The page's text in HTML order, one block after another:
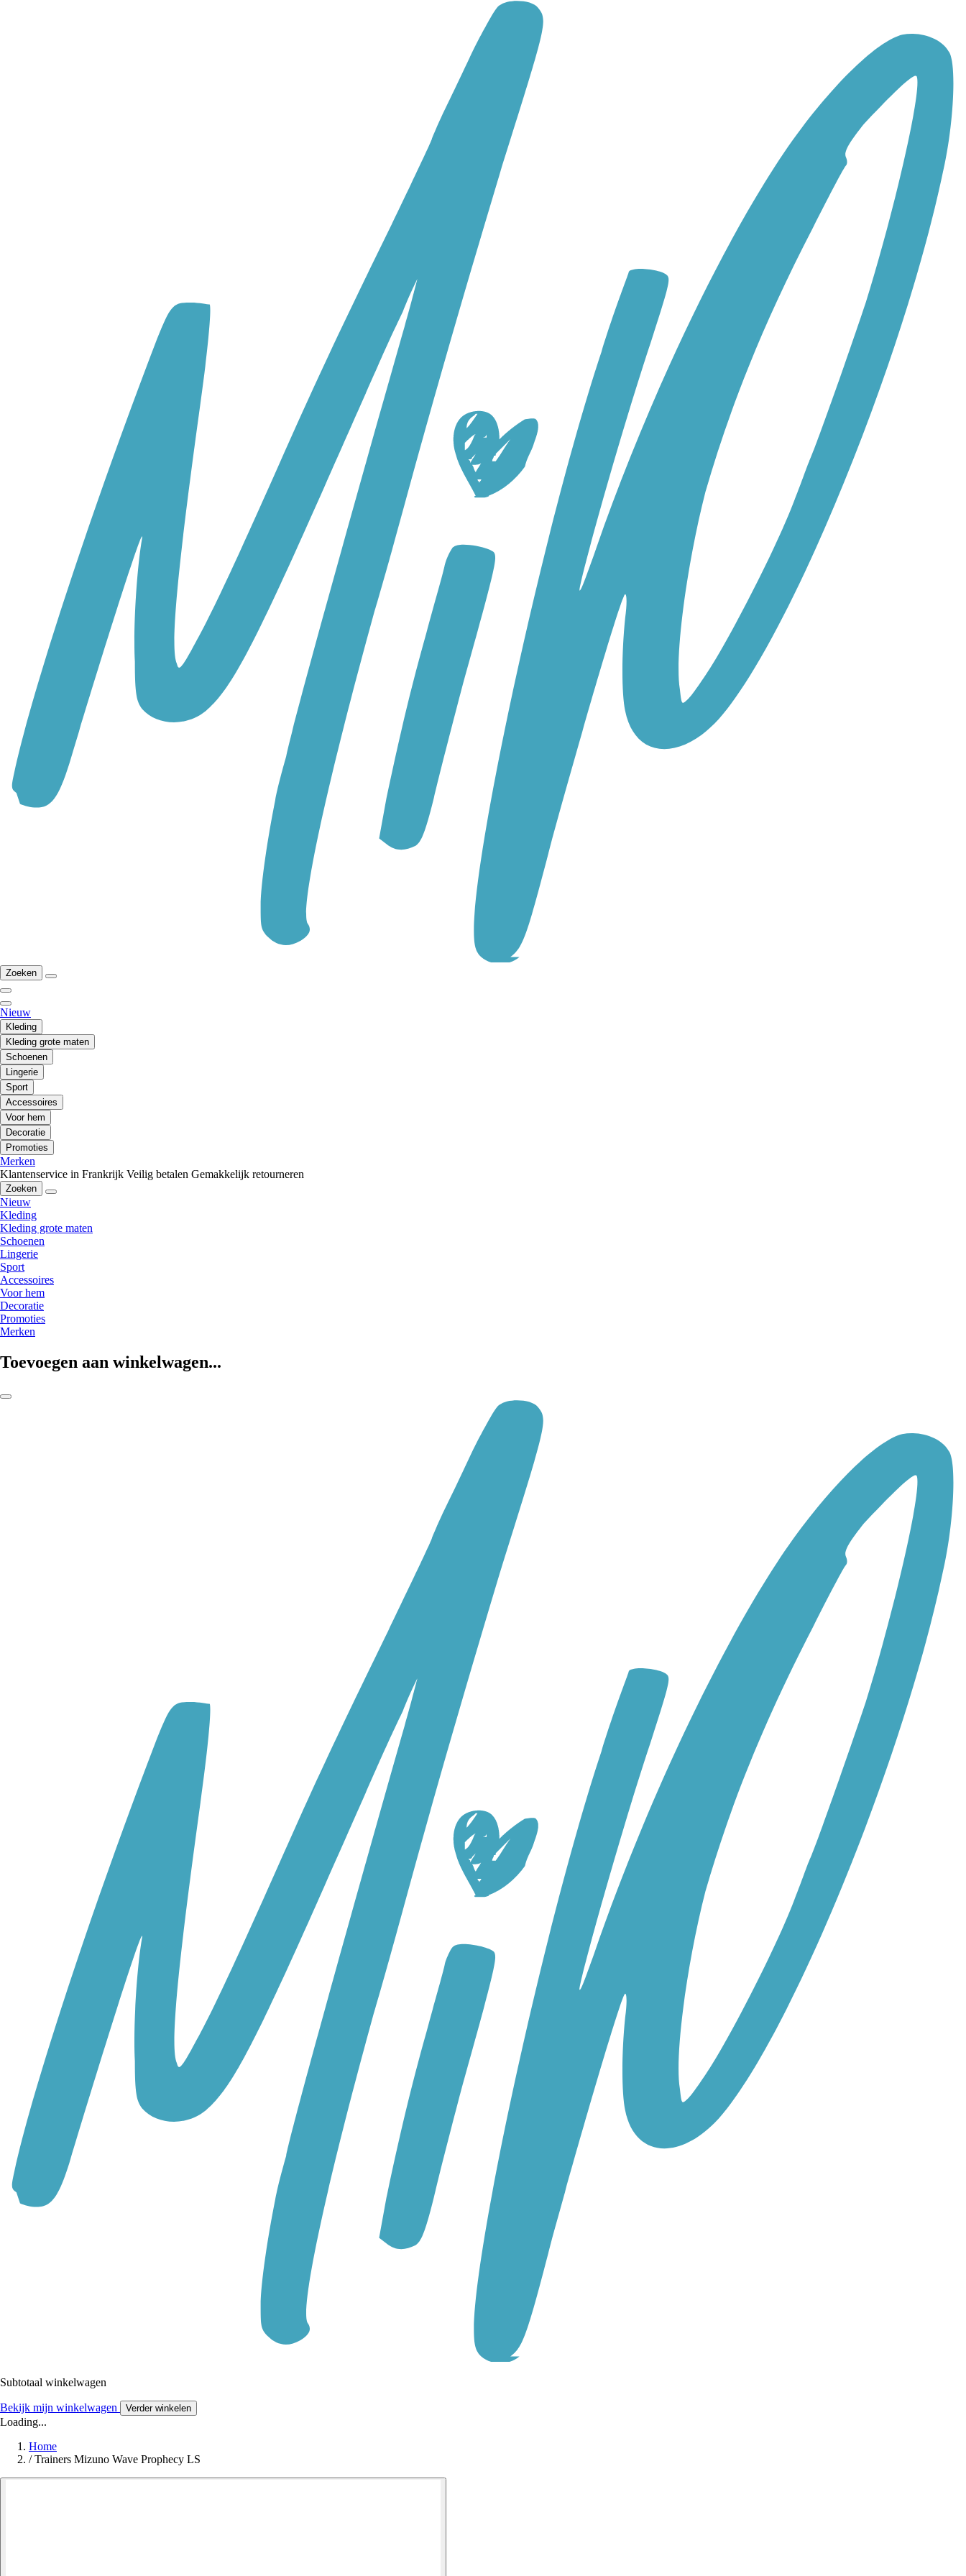
Zoeken
Nieuw
Kleding
Kleding grote maten
Schoenen
Lingerie
Sport
Accessoires
Voor hem
Decoratie
Promoties
Merken
Klantenservice in Frankrijk Veilig betalen Gemakkelijk retourneren
Zoeken
Nieuw
Kleding
Kleding grote maten
Schoenen
Lingerie
Sport
Accessoires
Voor hem
Decoratie
Promoties
Merken
Toevoegen aan winkelwagen...
Subtotaal winkelwagen
Bekijk mijn winkelwagen Verder winkelen
Loading...
Home
/ Trainers Mizuno Wave Prophecy LS